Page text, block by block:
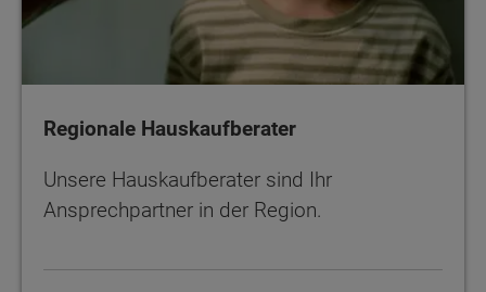
Regionale Hauskaufberater
Unsere Hauskaufberater sind Ihr
Ansprechpartner in der Region.